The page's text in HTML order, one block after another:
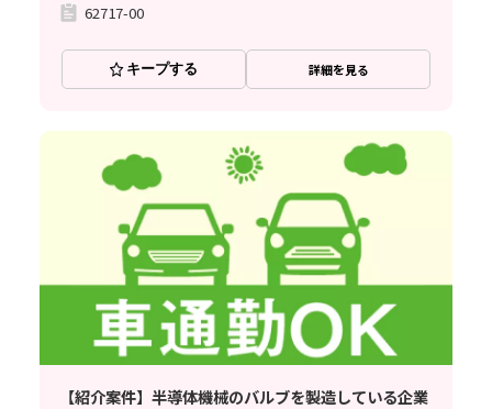
62717-00
キープする 詳細を見る
【紹介案件】半導体機械のバルブを製造している企業